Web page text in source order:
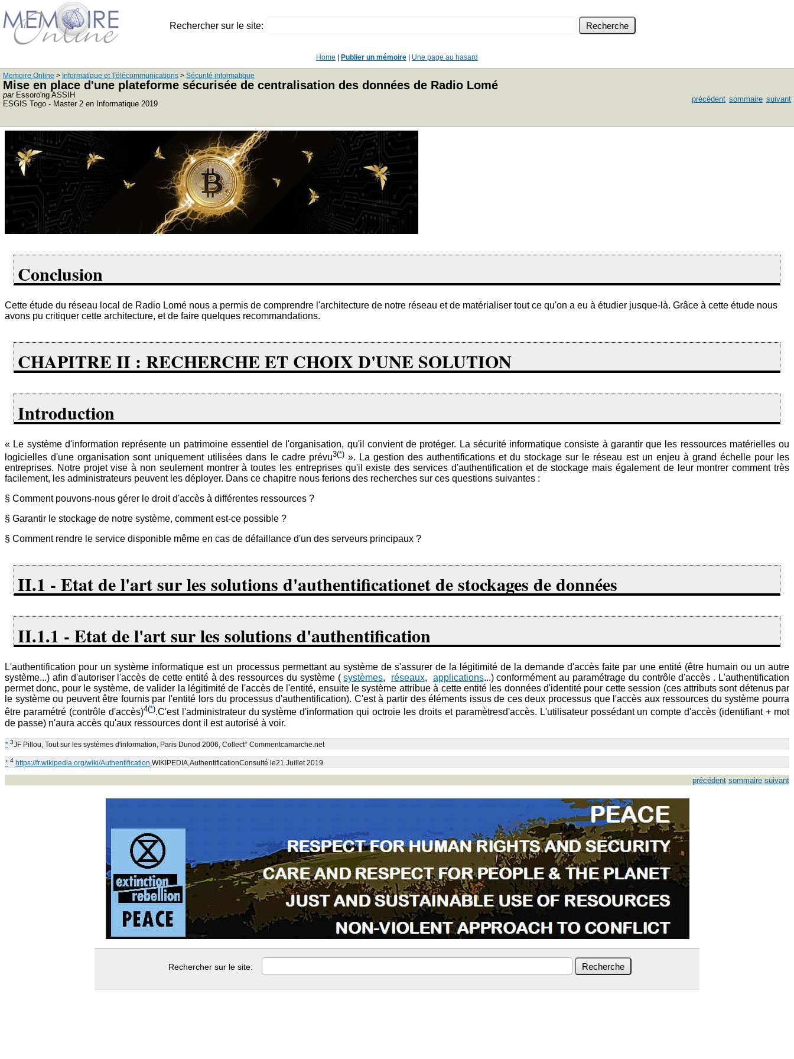
Rechercher sur le site:
Home Publier un mémoire Une page au hasard
Memoire Online > Informatique et Télécommunications > Sécurité informatique
Mise en place d'une plateforme sécurisée de centralisation des données de Radio Lomé
parEssoro'ng ASSIH
ESGIS Togo - Master 2 en Informatique 2019
précédent sommaire suivant
Conclusion
Cette étude du réseau local de Radio Lomé nous a permis de comprendre l'architecture de notre réseau et de matérialiser tout ce qu'on a eu à étudier jusque-là. Grâce à cette étude nous
avons pu critiquer cette architecture, et de faire quelques recommandations.
CHAPITRE II : RECHERCHE ET CHOIX D'UNE SOLUTION
Introduction
« Le système d'information représente un patrimoine essentiel de l'organisation, qu'il convient de protéger. La sécurité informatique consiste à garantir que les ressources matérielles ou
logicielles d'une organisation sont uniquement utilisées dans le cadre prévu3(*)». La gestion des authentifications et du stockage sur le réseau est un enjeu à grand échelle pour les
entreprises. Notre projet vise à non seulement montrer à toutes les entreprises qu'il existe des services d'authentification et de stockage mais également de leur montrer comment très
facilement, les administrateurs peuvent les déployer. Dans ce chapitre nous ferions des recherches sur ces questions suivantes :
§ Comment pouvons-nous gérer le droit d'accès à différentes ressources ?
§ Garantir le stockage de notre système, comment est-ce possible ?
§ Comment rendre le service disponible même en cas de défaillance d'un des serveurs principaux ?
II.1 - Etat de l'art sur les solutions d'authentificationet de stockages de données
II.1.1 - Etat de l'art sur les solutions d'authentification
L'authentification pour un système informatique est un processus permettant au système de s'assurer de la légitimité de la demande d'accès faite par une entité (être humain ou un autre
système...) afin d'autoriser l'accès de cette entité à des ressources du système (systèmes, réseaux, applications...) conformément au paramétrage du contrôle d'accès . L'authentification
permet donc, pour le système, de valider la légitimité de l'accès de l'entité, ensuite le système attribue à cette entité les données d'identité pour cette session (ces attributs sont détenus par
le système ou peuvent être fournis par l'entité lors du processus d'authentification). C'est à partir des éléments issus de ces deux processus que l'accès aux ressources du système pourra
être paramétré (contrôle d'accès)4(*).C'est l'administrateur du système d'information qui octroie les droits et paramètresd'accès. L'utilisateur possédant un compte d'accès (identifiant + mot
de passe) n'aura accès qu'aux ressources dont il est autorisé à voir.
* 3JF Pillou, Tout sur les systèmes d'information, Paris Dunod 2006, Collect° Commentcamarche.net
* 4 https://fr.wikipedia.org/wiki/Authentification ,WIKIPEDIA,AuthentificationConsulté le21 Juillet 2019
précédent sommaire suivant
Rechercher sur le site: